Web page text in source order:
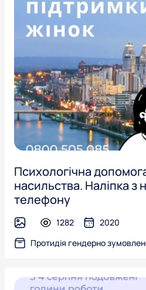
Психологічна
насильства. Наліпка з
телефону
image 1282
2020
Протидія гендерно